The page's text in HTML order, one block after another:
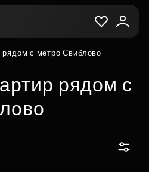
рядом с метро Свиблово
рядом с